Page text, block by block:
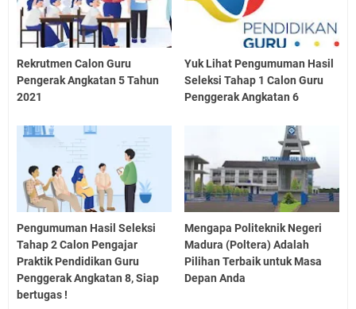
Rekrutmen Calon Guru
Pengerak Angkatan 5 Tahun
2021
Yuk Lihat Pengumuman Hasil
Seleksi Tahap 1 Calon Guru
Penggerak Angkatan 6
Pengumuman Hasil Seleksi
Tahap 2 Calon Pengajar
Praktik Pendidikan Guru
Penggerak Angkatan 8, Siap
bertugas !
Mengapa Politeknik Negeri
Madura (Poltera) Adalah
Pilihan Terbaik untuk Masa
Depan Anda